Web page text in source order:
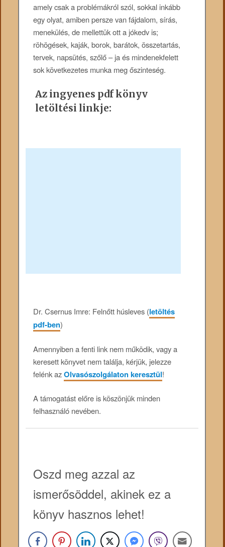
amely csak a problémákról szól, sokkal inkább
egy olyat, amiben persze van fájdalom, sírás,
menekülés, de mellettük ott a jókedv is;
röhögések, kaják, borok, barátok, összetartás,
tervek, napsütés, szőlő – ja és mindenekfelett
sok következetes munka meg őszinteség.
Az ingyenes pdf könyv
letöltési linkje:
Dr. Csernus Imre: Felnőtt húsleves (letöltés
pdf-ben)
Amennyiben a fenti link nem működik, vagy a
keresett könyvet nem találja, kérjük, jelezze
felénk azOlvasószolgálaton keresztül!
A támogatást előre is köszönjük minden
felhasználó nevében.
Oszd meg azzal az
ismerősöddel, akinek ez a
könyv hasznos lehet!